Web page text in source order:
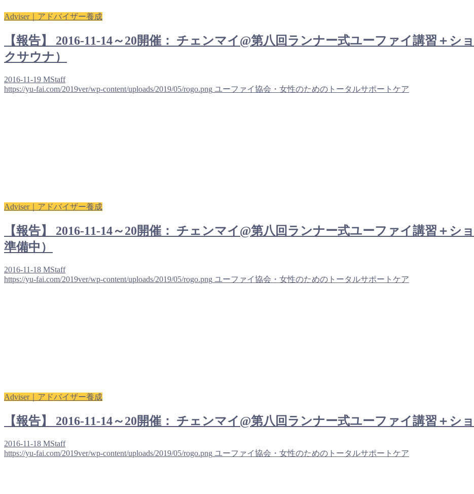
Adviser｜アドバイザー養成
【報告】 2016-11-14～20開催： チェンマイ@第八回ランナー式ユーファイ講習＋
クサウナ）
2016-11-19 MStaff
https://yu-fai.com/2019ver/wp-content/uploads/2019/05/rogo.png ユーファイ協会・女性のためのトータルサポートケア
Adviser｜アドバイザー養成
【報告】 2016-11-14～20開催： チェンマイ@第八回ランナー式ユーファイ講習＋シ
準備中）
2016-11-18 MStaff
https://yu-fai.com/2019ver/wp-content/uploads/2019/05/rogo.png ユーファイ協会・女性のためのトータルサポートケア
Adviser｜アドバイザー養成
【報告】 2016-11-14～20開催： チェンマイ@第八回ランナー式ユーファイ講習＋シ
2016-11-18 MStaff
https://yu-fai.com/2019ver/wp-content/uploads/2019/05/rogo.png ユーファイ協会・女性のためのトータルサポートケア